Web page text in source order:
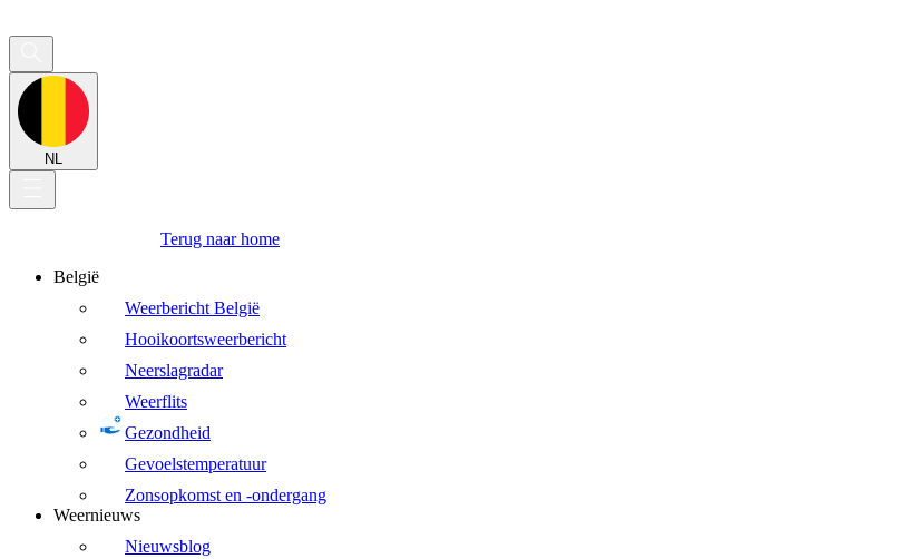
NL
Terug naar home
België
Weerbericht België
Hooikoortsweerbericht
Neerslagradar
Weerflits
Gezondheid
Gevoelstemperatuur
Zonsopkomst en -ondergang
Weernieuws
Nieuwsblog